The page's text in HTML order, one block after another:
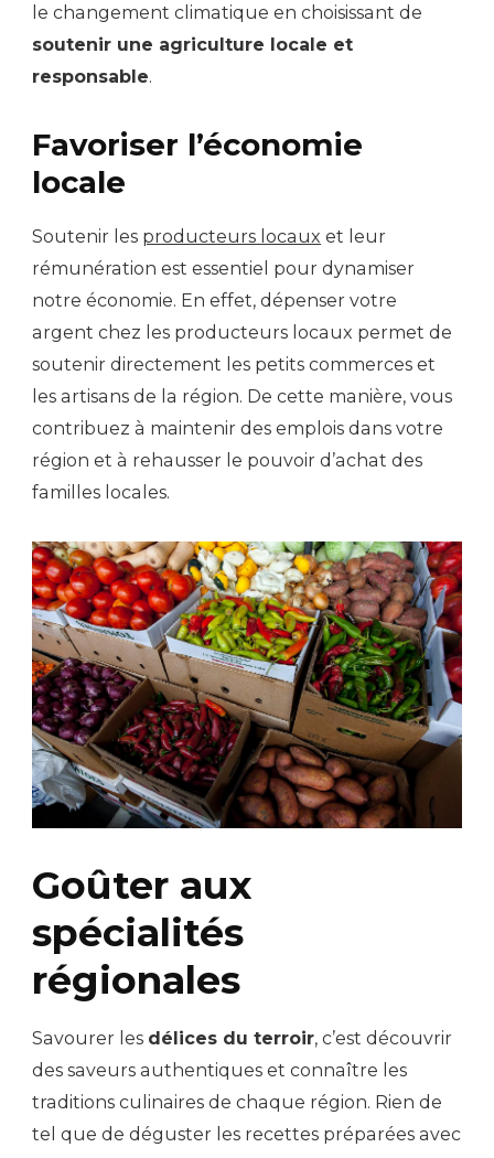
le changement climatique en choisissant de
soutenir une agriculture locale et
responsable.
Favoriser l’économie
locale
Soutenir les producteurs locaux et leur
rémunération est essentiel pour dynamiser
notre économie. En effet, dépenser votre
argent chez les producteurs locaux permet de
soutenir directement les petits commerces et
les artisans de la région. De cette manière, vous
contribuez à maintenir des emplois dans votre
région et à rehausser le pouvoir d’achat des
familles locales.
Goûter aux
spécialités
régionales
Savourer les délices du terroir, c’est découvrir
des saveurs authentiques et connaître les
traditions culinaires de chaque région. Rien de
tel que de déguster les recettes préparées avec